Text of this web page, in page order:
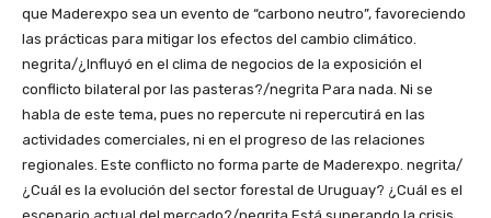
que Maderexpo sea un evento de “carbono neutro”, favoreciendo
las prácticas para mitigar los efectos del cambio climático.
negrita/¿Influyó en el clima de negocios de la exposición el
conflicto bilateral por las pasteras?/negrita Para nada. Ni se
habla de este tema, pues no repercute ni repercutirá en las
actividades comerciales, ni en el progreso de las relaciones
regionales. Este conflicto no forma parte de Maderexpo. negrita/
¿Cuál es la evolución del sector forestal de Uruguay? ¿Cuál es el